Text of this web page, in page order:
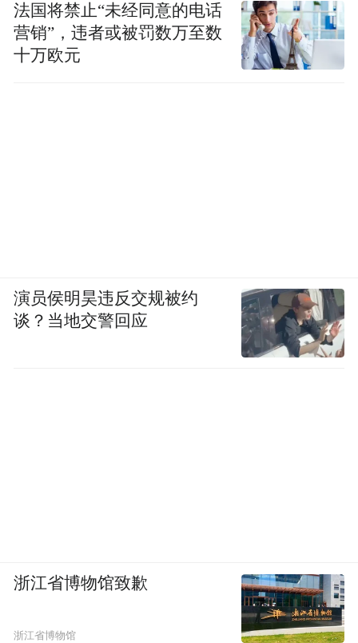
法国将禁止“未经同意的电话
营销”，违者或被罚数万至数
十万欧元
演员侯明昊违反交规被约
谈？当地交警回应
浙江省博物馆致歉
浙江省博物馆